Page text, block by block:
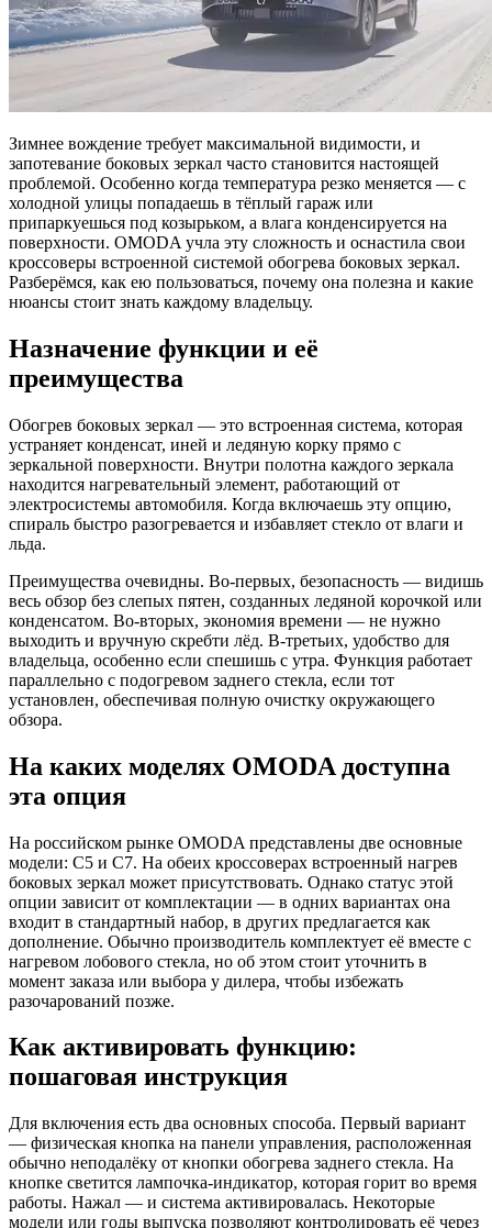
Зимнее вождение требует максимальной видимости, и
запотевание боковых зеркал часто становится настоящей
проблемой. Особенно когда температура резко меняется — с
холодной улицы попадаешь в тёплый гараж или
припаркуешься под козырьком, а влага конденсируется на
поверхности. OMODA учла эту сложность и оснастила свои
кроссоверы встроенной системой обогрева боковых зеркал.
Разберёмся, как ею пользоваться, почему она полезна и какие
нюансы стоит знать каждому владельцу.
Назначение функции и её
преимущества
Обогрев боковых зеркал — это встроенная система, которая
устраняет конденсат, иней и ледяную корку прямо с
зеркальной поверхности. Внутри полотна каждого зеркала
находится нагревательный элемент, работающий от
электросистемы автомобиля. Когда включаешь эту опцию,
спираль быстро разогревается и избавляет стекло от влаги и
льда.
Преимущества очевидны. Во-первых, безопасность — видишь
весь обзор без слепых пятен, созданных ледяной корочкой или
конденсатом. Во-вторых, экономия времени — не нужно
выходить и вручную скребти лёд. В-третьих, удобство для
владельца, особенно если спешишь с утра. Функция работает
параллельно с подогревом заднего стекла, если тот
установлен, обеспечивая полную очистку окружающего
обзора.
На каких моделях OMODA доступна
эта опция
На российском рынке OMODA представлены две основные
модели: C5 и C7. На обеих кроссоверах встроенный нагрев
боковых зеркал может присутствовать. Однако статус этой
опции зависит от комплектации — в одних вариантах она
входит в стандартный набор, в других предлагается как
дополнение. Обычно производитель комплектует её вместе с
нагревом лобового стекла, но об этом стоит уточнить в
момент заказа или выбора у дилера, чтобы избежать
разочарований позже.
Как активировать функцию:
пошаговая инструкция
Для включения есть два основных способа. Первый вариант
— физическая кнопка на панели управления, расположенная
обычно неподалёку от кнопки обогрева заднего стекла. На
кнопке светится лампочка-индикатор, которая горит во время
работы. Нажал — и система активировалась. Некоторые
модели или годы выпуска позволяют контролировать её через